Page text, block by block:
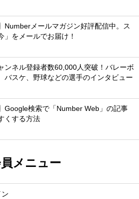
Numberメールマガジン好評配信中。ス
」をメールでお届け！
ンネル登録者数60,000人突破！バレーボ
バスケ、野球などの選手のインタビュー
Google検索で「Number Web」の記事
くする方法
メニュー